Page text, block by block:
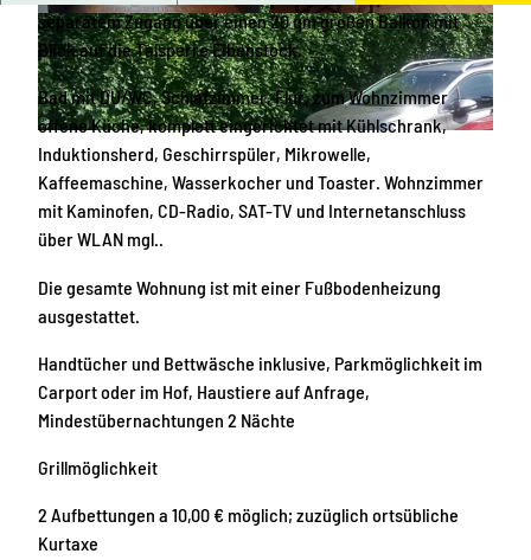
D
S
_
0
0
I
M
G
_
5
2
_
1
7
0
1
2
I
M
G
_
0
5
_
1
7
5
separatem Zugang über einen 20 qm großen Balkon mit
Blick auf die Talsperre Eibenstock.
Bad mit DU/WC, Schlafzimmer, Flur, zum Wohnzimmer
offene Küche, komplett eingerichtet mit Kühlschrank,
Induktionsherd, Geschirrspüler, Mikrowelle,
Kaffeemaschine, Wasserkocher und Toaster. Wohnzimmer
mit Kaminofen, CD-Radio, SAT-TV und Internetanschluss
über WLAN mgl..
Die gesamte Wohnung ist mit einer Fußbodenheizung
ausgestattet.
Handtücher und Bettwäsche inklusive, Parkmöglichkeit im
Carport oder im Hof, Haustiere auf Anfrage,
Mindestübernachtungen 2 Nächte
Grillmöglichkeit
2 Aufbettungen a 10,00 € möglich; zuzüglich ortsübliche
Kurtaxe